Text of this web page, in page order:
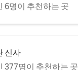
6명이 추천하는 곳
신사
377명이 추천하는 곳